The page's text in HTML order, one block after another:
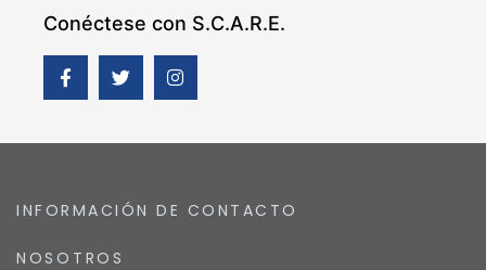
Conéctese con S.C.A.R.E.
INFORMACIÓN DE CONTACTO
NOSOTROS